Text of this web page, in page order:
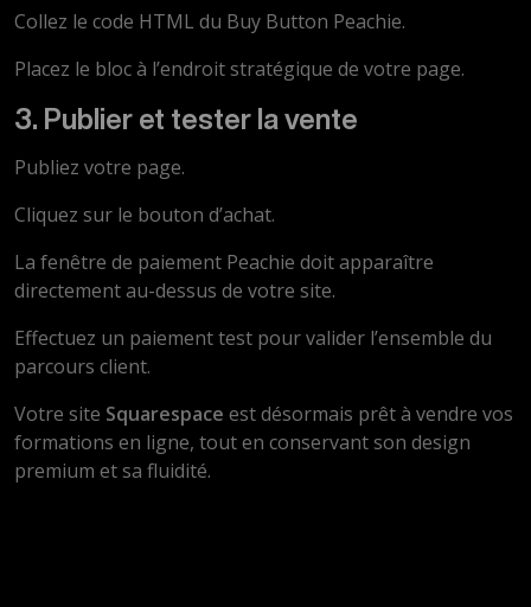
Collez le code HTML du Buy Button Peachie.
Placez le bloc à l’endroit stratégique de votre page.
3. Publier et tester la vente
Publiez votre page.
Cliquez sur le bouton d’achat.
La fenêtre de paiement Peachie doit apparaître
directement au-dessus de votre site.
Effectuez un paiement test pour valider l’ensemble du
parcours client.
Votre site Squarespace est désormais prêt à vendre vos
formations en ligne, tout en conservant son design
premium et sa fluidité.